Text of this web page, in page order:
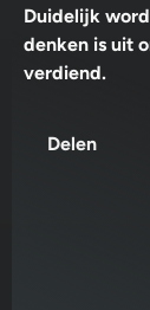
Duidelijk
denken is uit
verdiend.
Delen